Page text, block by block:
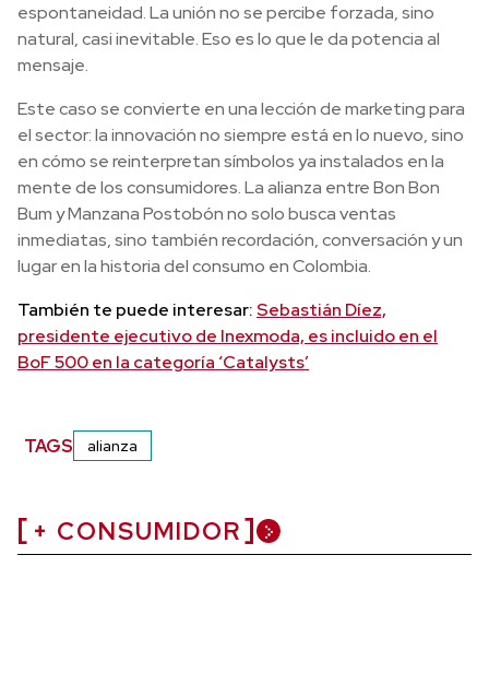
espontaneidad. La unión no se percibe forzada, sino
natural, casi inevitable. Eso es lo que le da potencia al
mensaje.
Este caso se convierte en una lección de marketing para
el sector: la innovación no siempre está en lo nuevo, sino
en cómo se reinterpretan símbolos ya instalados en la
mente de los consumidores. La alianza entre Bon Bon
Bum y Manzana Postobón no solo busca ventas
inmediatas, sino también recordación, conversación y un
lugar en la historia del consumo en Colombia.
También te puede interesar:Sebastián Díez,
presidente ejecutivo de Inexmoda, es incluido en el
BoF 500 en la categoría ‘Catalysts’
TAGS alianza
+ CONSUMIDOR